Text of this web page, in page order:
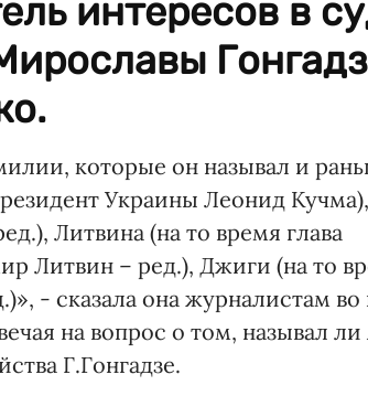
интересов в
которые он называл и
Украины Леонид
Литвина (на то время глава
Литвин – ред.), Джиги (на то
- сказала она журналистам во
на вопрос о том, называл
Г.Гонгадзе.